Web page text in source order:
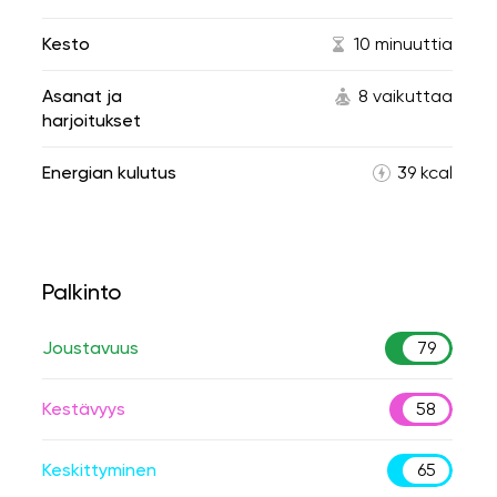
Kesto 10 minuuttia
Asanat ja
harjoitukset
8 vaikuttaa
Energian kulutus 39 kcal
Palkinto
Joustavuus 79
Kestävyys 58
Keskittyminen 65